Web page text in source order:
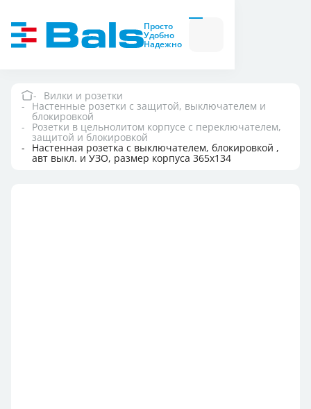
Просто
Удобно
Надежно
Вилки
и
розетки
модули
Вилки и розетки
Компания
Документация
Вилки и розетки
Настенные розетки с защитой, выключателем и
блокировкой
Розетки в цельнолитом корпусе с переключателем,
защитой и блокировкой
Настенная розетка с выключателем, блокировкой ,
авт выкл. и УЗО, размер корпуса 365x134